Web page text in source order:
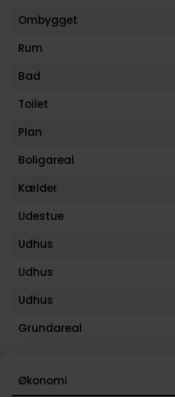
Ombygget
Rum
Bad
Toilet
Plan
Boligareal
Kælder
Udestue
Udhus
Udhus
Udhus
Grundareal
Økonomi